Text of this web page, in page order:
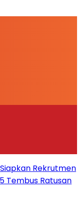
Rekrutmen
Tembus Ratusan